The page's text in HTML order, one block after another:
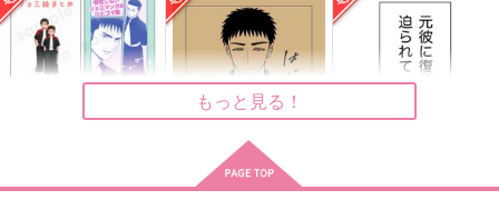
サンプル
作品詳細
サンプル
作品詳細
サンプル
作品詳細
もっと見る！